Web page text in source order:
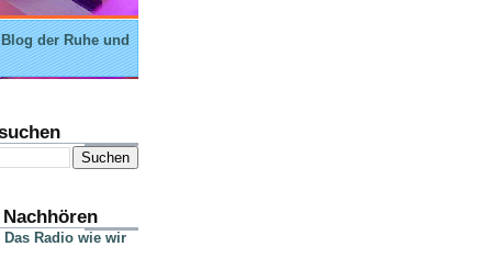
der Ruhe und
Das Radio wie wir